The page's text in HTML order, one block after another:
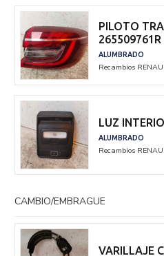
PILOTO
265509761R
ALUMBRADO
Recambios
LUZ
ALUMBRADO
Recambios
CAMBIO/EMBRAGUE
VARILLAJE